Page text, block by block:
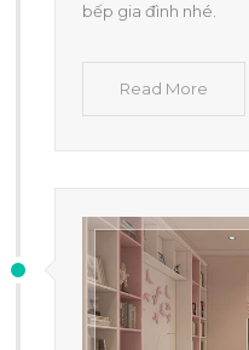
bếp gia đình nhé.
Read More